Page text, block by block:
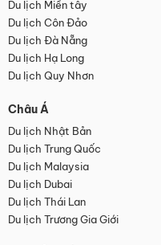
Du lịch Miền tây
Du lịch Côn Đảo
Du lịch Đà Nẵng
Du lịch Hạ Long
Du lịch Quy Nhơn
Châu Á
Du lịch Nhật Bản
Du lịch Trung Quốc
Du lịch Malaysia
Du lịch Dubai
Du lịch Thái Lan
Du lịch Trương Gia Giới